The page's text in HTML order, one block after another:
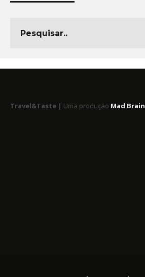
Travel&Taste | Uma produção Mad Brain